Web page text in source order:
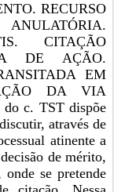
RECURSO
CITAÇÃO
DE AÇÃO.
EM
DA VIA
c. TST dispõe
através de
atinente a
de mérito,
onde se pretende